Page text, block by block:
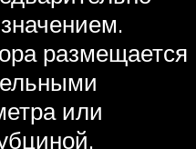
размещается
или